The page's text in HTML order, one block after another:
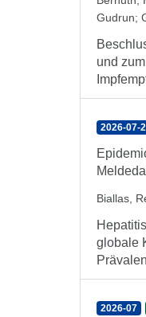
Gudrun;
und
2026-07-
Biallas,
globale
2026-07